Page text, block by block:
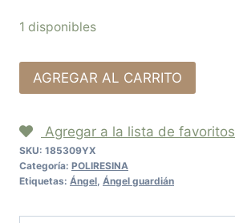
1 disponibles
AGREGAR AL CARRITO
Agregar a la lista de favoritos
SKU: 185309YX
Categoría: POLIRESINA
Etiquetas: Ángel Ángel guardián